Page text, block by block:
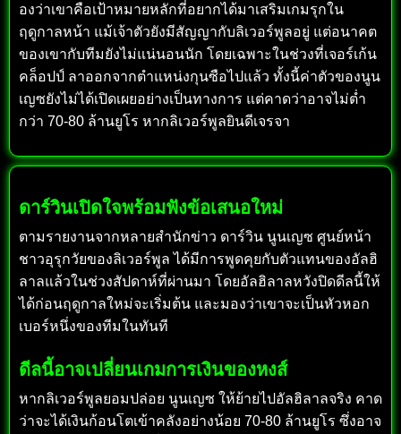
องว่าเขาคือเป้าหมายหลักที่อยากได้มาเสริมเกมรุกใน
ฤดูกาลหน้า แม้เจ้าตัวยังมีสัญญากับลิเวอร์พูลอยู่ แต่อนาคต
ของเขากับทีมยังไม่แน่นอนนัก โดยเฉพาะในช่วงที่เจอร์เก้น
คล็อปป์ ลาออกจากตำแหน่งกุนซือไปแล้ว ทั้งนี้ค่าตัวของนูน
เญซยังไม่ได้เปิดเผยอย่างเป็นทางการ แต่คาดว่าอาจไม่ต่ำ
กว่า 70-80 ล้านยูโร หากลิเวอร์พูลยินดีเจรจา
ดาร์วินเปิดใจพร้อมฟังข้อเสนอใหม่
ตามรายงานจากหลายสำนักข่าว ดาร์วิน นูนเญซ ศูนย์หน้า
ชาวอุรุกวัยของลิเวอร์พูล ได้มีการพูดคุยกับตัวแทนของอัลฮิ
ลาลแล้วในช่วงสัปดาห์ที่ผ่านมา โดยอัลฮิลาลหวังปิดดีลนี้ให้
ได้ก่อนฤดูกาลใหม่จะเริ่มต้น และมองว่าเขาจะเป็นหัวหอก
เบอร์หนึ่งของทีมในทันที
ดีลนี้อาจเปลี่ยนเกมการเงินของหงส์
หากลิเวอร์พูลยอมปล่อย นูนเญซ ให้ย้ายไปอัลฮิลาลจริง คาด
ว่าจะได้เงินก้อนโตเข้าคลังอย่างน้อย 70-80 ล้านยูโร ซึ่งอาจ